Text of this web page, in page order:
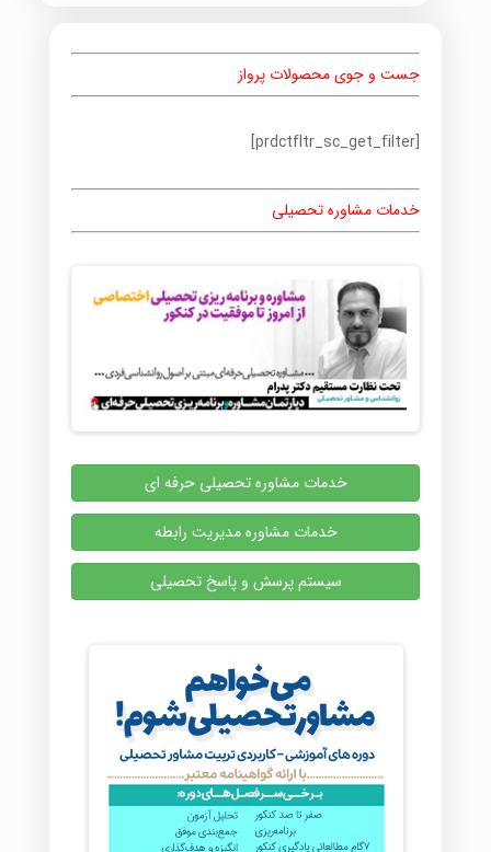
جست و جوی محصولات پرواز
[prdctfltr_sc_get_filter]
خدمات مشاوره تحصیلی
خدمات مشاوره تحصیلی حرفه ای
خدمات مشاوره مدیریت رابطه
سیستم پرسش و پاسخ تحصیلی